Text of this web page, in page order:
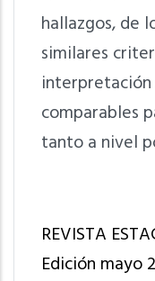
hallazgos, de
similares
comparables
tanto a nivel
REVISTA
Edición mayo